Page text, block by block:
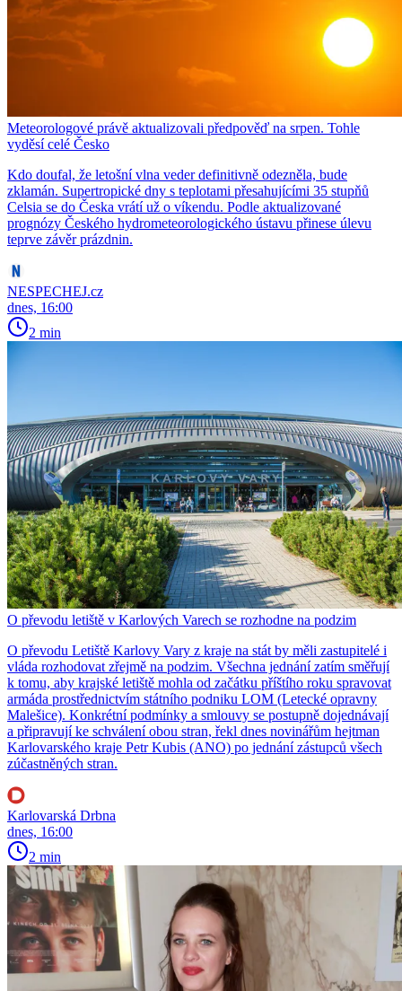
Meteorologové právě aktualizovali předpověď na srpen. Tohle
vyděsí celé Česko
Kdo doufal, že letošní vlna veder definitivně odezněla, bude
zklamán. Supertropické dny s teplotami přesahujícími 35 stupňů
Celsia se do Česka vrátí už o víkendu. Podle aktualizované
prognózy Českého hydrometeorologického ústavu přinese úlevu
teprve závěr prázdnin.
NESPECHEJ.cz
dnes, 16:00
2 min
O převodu letiště v Karlových Varech se rozhodne na podzim
O převodu Letiště Karlovy Vary z kraje na stát by měli zastupitelé i
vláda rozhodovat zřejmě na podzim. Všechna jednání zatím směřují
k tomu, aby krajské letiště mohla od začátku příštího roku spravovat
armáda prostřednictvím státního podniku LOM (Letecké opravny
Malešice). Konkrétní podmínky a smlouvy se postupně dojednávají
a připravují ke schválení obou stran, řekl dnes novinářům hejtman
Karlovarského kraje Petr Kubis (ANO) po jednání zástupců všech
zúčastněných stran.
Karlovarská Drbna
dnes, 16:00
2 min